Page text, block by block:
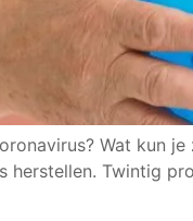
Wat kun
Twintig